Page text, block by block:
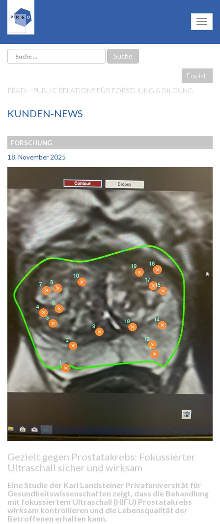
English
PR&D – PUBLIC RELATIONS FÜR FORSCHUNG & BILDUNG
KUNDEN-NEWS
FORSCHUNG
18. November 2025
Gezielt gegen Prostatakrebs: Fokussierter
Ultraschall sicher und wirksam
Eine Studie der Karl Landsteiner Privatuniversität für
Gesundheitswissenschaften zeigt, dass die Behandlung
mit fokussiertem Ultraschall (HIFU) Prostatakrebs
wirksam kontrollieren und die Lebensqualität der
Betroffenen erhalten kann.